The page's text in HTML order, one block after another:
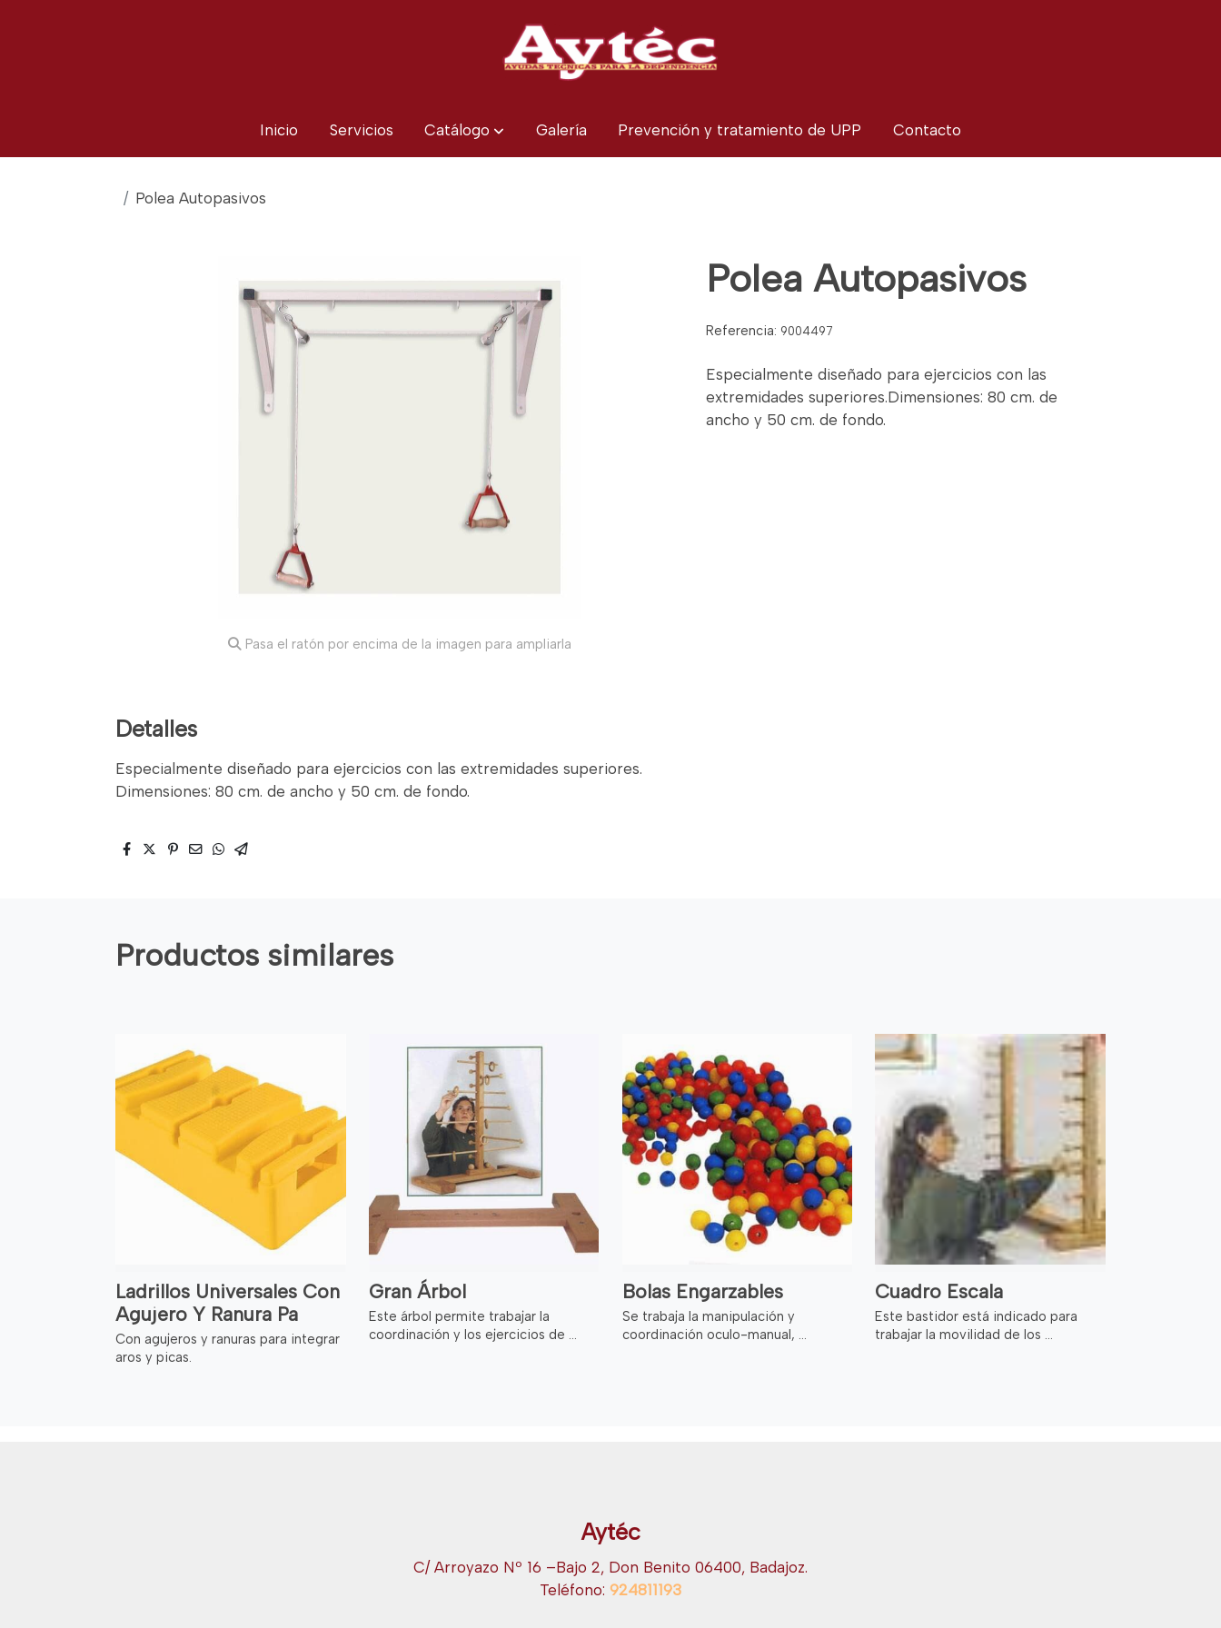
Inicio Servicios Catálogo Galería Prevención y tratamiento de UPP Contacto
Polea Autopasivos
Pasa el ratón por encima de la imagen para ampliarla
Detalles
Especialmente diseñado para ejercicios con las extremidades superiores.
Dimensiones: 80 cm. de ancho y 50 cm. de fondo.
Polea Autopasivos
Referencia: 9004497
Especialmente diseñado para ejercicios con las
extremidades superiores.Dimensiones: 80 cm. de
ancho y 50 cm. de fondo.
Productos similares
Ladrillos Universales Con
Agujero Y Ranura Pa
Con agujeros y ranuras para integrar
aros y picas.
Gran Árbol
Este árbol permite trabajar la
coordinación y los ejercicios de ...
Bolas Engarzables
Se trabaja la manipulación y
coordinación oculo-manual, ...
Cuadro Escala
Este bastidor está indicado para
trabajar la movilidad de los ...
Aytéc
C/ Arroyazo Nº 16 –Bajo 2, Don Benito 06400, Badajoz.
Teléfono: 924811193